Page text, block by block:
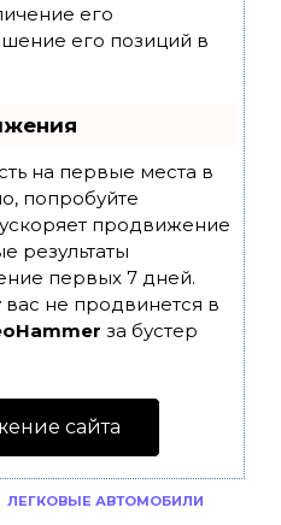
его
его позиций в
на первые места в
попробуйте
продвижение
результаты
первых 7 дней.
не продвинется в
за бустер
сайта
ЛЕГКОВЫЕ АВТОМОБИЛИ